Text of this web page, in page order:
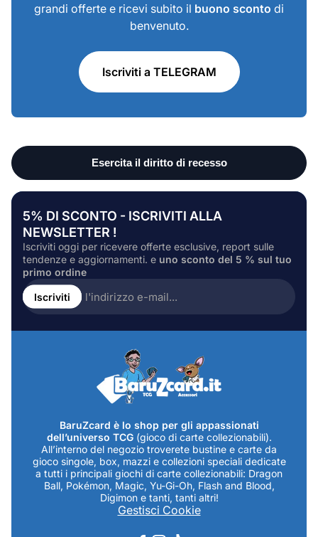
grandi offerte e ricevi subito il buono sconto di
benvenuto.
Iscriviti a TELEGRAM
5% DI SCONTO - ISCRIVITI ALLA
NEWSLETTER !
Iscriviti oggi per ricevere offerte esclusive, report sulle
tendenze e aggiornamenti. e uno sconto del 5 % sul tuo
primo ordine
Inserire
l'indirizzo
e-
Iscriviti
BaruZcard è lo shop per gli appassionati
dell’universo TCG (gioco di carte collezionabili).
All’interno del negozio troverete bustine e carte da
gioco singole, box, mazzi e collezioni speciali dedicate
a tutti i principali giochi di carte collezionabili: Dragon
Ball, Pokémon, Magic, Yu-Gi-Oh, Flash and Blood,
Digimon e tanti, tanti altri!
Gestisci Cookie